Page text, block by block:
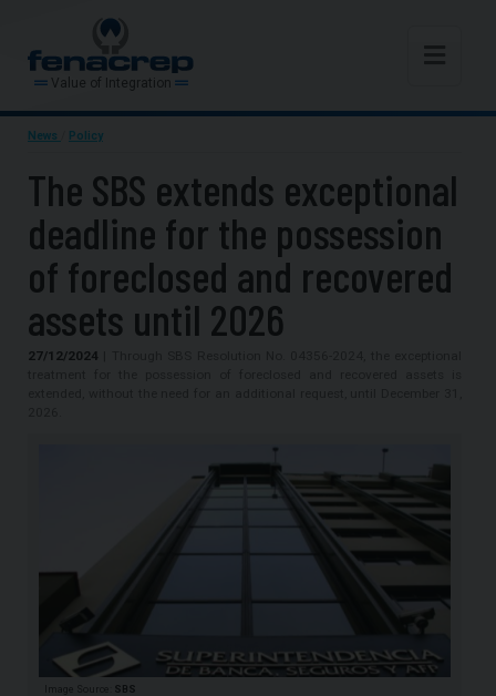
Value of Integration
News Policy
The SBS extends exceptional
deadline for the possession
of foreclosed and recovered
assets until 2026
27/12/2024
Image Source: SBS